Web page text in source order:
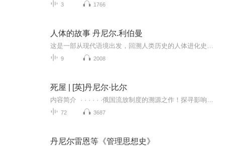
3 1766
人体的故事 丹尼尔.利伯曼
9 2008
死屋 | [英]丹尼尔·比尔
72 3687
丹尼尔雷恩等《管理思想史》